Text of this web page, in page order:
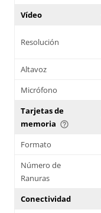
Vídeo
Resolución
Altavoz
Micrófono
Tarjetas de
memoria help_outline
Formato
Número de
Ranuras
Conectividad